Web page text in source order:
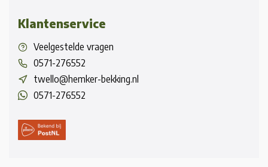
Klantenservice
Veelgestelde vragen
0571-276552
twello@hemker-bekking.nl
0571-276552